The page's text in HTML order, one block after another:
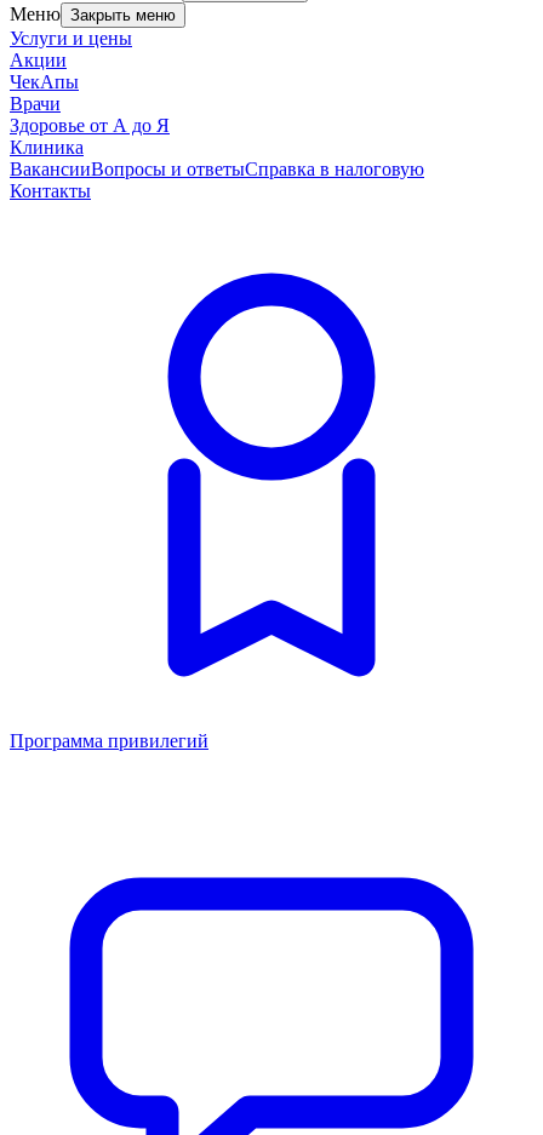
Меню Закрыть меню
Услуги и цены
Акции
ЧекАпы
Врачи
Здоровье от А до Я
Клиника
ВакансииВопросы и ответыСправка в налоговую
Контакты
Программа привилегий